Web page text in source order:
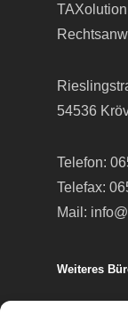
54536
Telefon:
Telefax:
Mail:
Weiteres